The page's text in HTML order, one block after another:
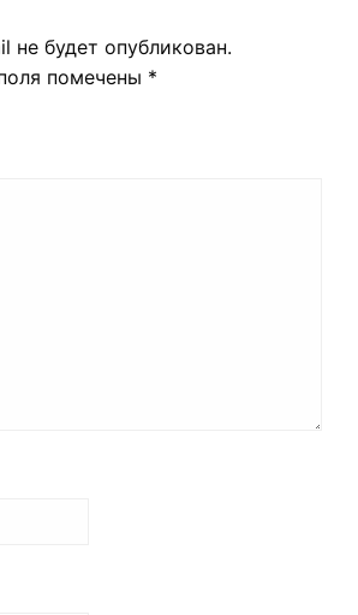
не будет опубликован.
помечены *